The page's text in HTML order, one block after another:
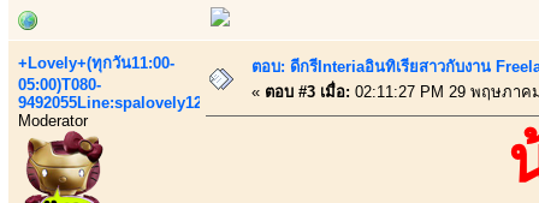
+Lovely+(ทุกวัน11:00-
05:00)T080-
9492055Line:spalovely123
Moderator
ตอบ: ดีกรีInteriaอินทิเรียสาวกับงาน
« ตอบ #3 เมื่อ: 02:11:27 PM 29 พฤษภาค